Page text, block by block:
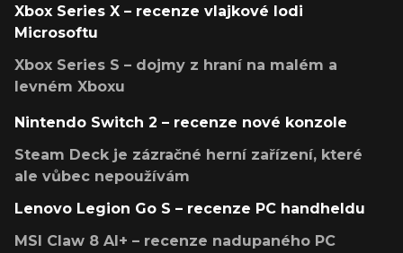
Xbox Series X – recenze vlajkové lodi
Microsoftu
Xbox Series S – dojmy z hraní na malém a
levném Xboxu
Nintendo Switch 2 – recenze nové konzole
Steam Deck je zázračné herní zařízení, které
ale vůbec nepoužívám
Lenovo Legion Go S – recenze PC handheldu
MSI Claw 8 AI+ – recenze nadupaného PC